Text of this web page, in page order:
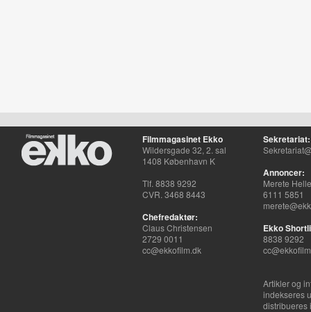
Filmmagasinet Ekko
Wildersgade 32, 2. sal
1408 København K
Tlf. 8838 9292
CVR. 3468 8443
Chefredaktør:
Claus Christensen
2729 0011
cc@ekkofilm.dk
Sekretariat:
Annoncer:
Merete
6111 5851
Ekko
8838 9292
Artikler og
indekseres
distribueres